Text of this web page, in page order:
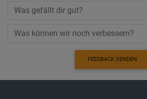
FEEDBACK SENDEN